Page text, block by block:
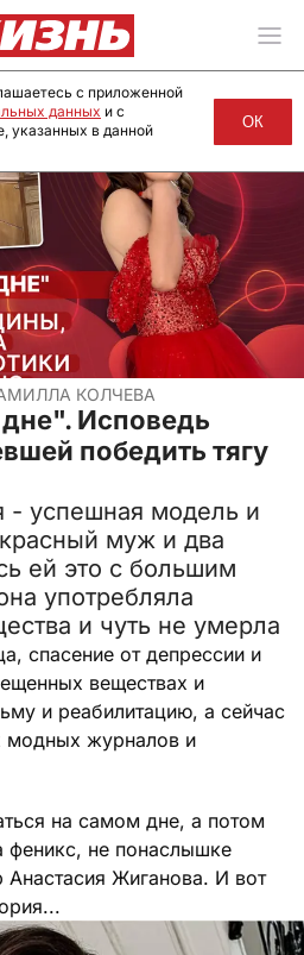
КОЛЧЕВА
Исповедь
победить тягу
- успешная модель и
муж и два
ей это с большим
употребляла
и чуть не умерла
спасение от депрессии и
веществах и
и реабилитацию, а сейчас
модных журналов и
на самом дне, а потом
феникс, не понаслышке
Анастасия Жиганова. И вот
с приложенной
данных и с
указанных в данной
ОК